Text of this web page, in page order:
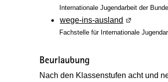
Internationale Jugendarbeit der
wege-ins-ausland (Wird in
Fachstelle für Internationale
Beurlaubung
Nach den Klassenstufen acht und